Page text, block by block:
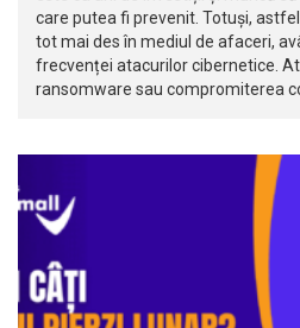
care putea fi prevenit. Totuși,
tot mai des în mediul de afaceri,
frecvenței atacurilor cibernetice.
ransomware sau compromiterea